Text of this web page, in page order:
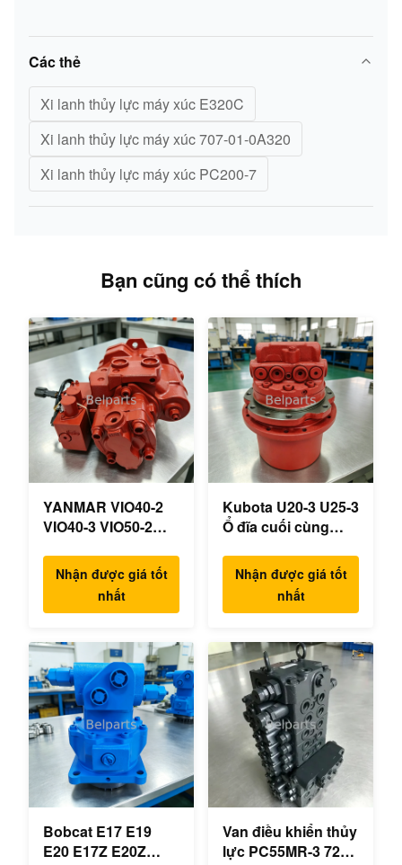
Các thẻ
Xi lanh thủy lực máy xúc E320C
Xi lanh thủy lực máy xúc 707-01-0A320
Xi lanh thủy lực máy xúc PC200-7
Bạn cũng có thể thích
YANMAR VIO40-2
VIO40-3 VIO50-2
VIO55-3 Máy bơm
thủy lực chính OEM
PSVD2-17E B0600-
Máy xúc mini
Nhận được giá tốt
nhất
Kubota U20-3 U25-3
Ổ đĩa cuối cùng
230F Động cơ du
lịch OEM B0240-
18076 RB511-61290
RC157-78000 cho
các bộ phận máy
xúc mini
Nhận được giá tốt
nhất
Bobcat E17 E19
E20 E17Z E20Z
Van điều khiển thủy
lực PC55MR-3 723-